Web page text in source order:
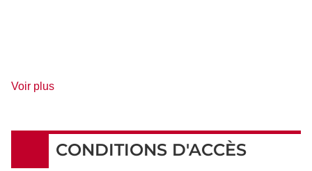
Voir plusde
CONDITIONS D'ACCÈS